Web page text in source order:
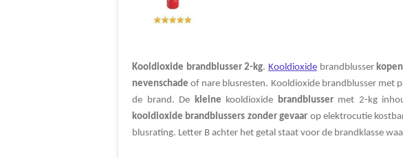
Kooldioxide brandblusser 2-kg. Kooldioxide brandblusser kopen
nevenschade of nare blusresten. Kooldioxide brandblusser met
de brand. De kleine kooldioxide brandblussermet 2-kg
kooldioxide brandblussers zonder gevaar op elektrocutie
blusrating. Letter B achter het getal staat voor de brandklasse